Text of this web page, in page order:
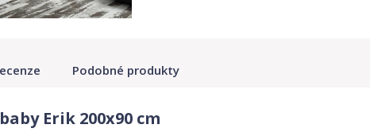
Podobné produkty
Erik 200x90 cm